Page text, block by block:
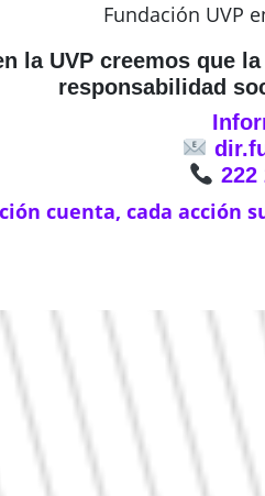
Fundación UVP
la UVP creemos que
responsabilidad
222
cuenta, cada acción